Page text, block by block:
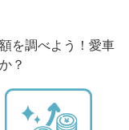
を調べよう！愛車
？